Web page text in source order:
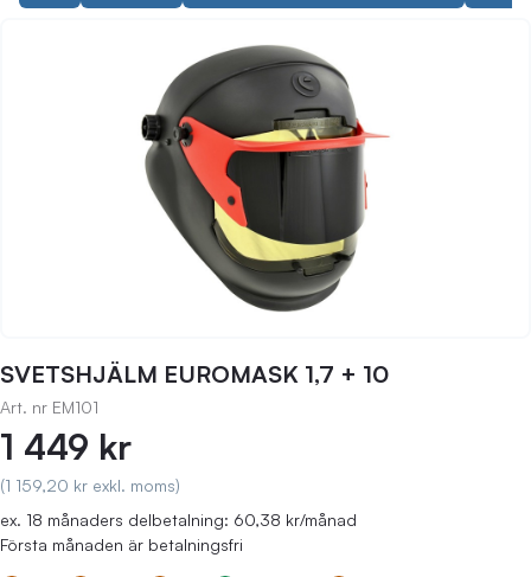
SVETSHJÄLM EUROMASK 1,7 + 10
Art. nr EM101
1 449 kr
(1 159,20 kr exkl. moms)
ex. 18 månaders delbetalning: 60,38 kr/månad
Första månaden är betalningsfri